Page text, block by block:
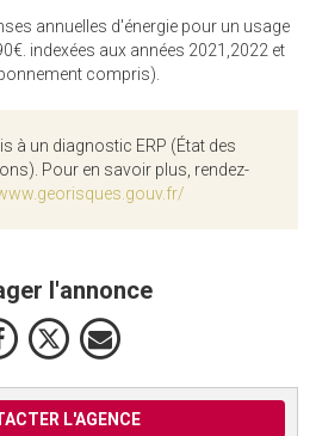
annuelles d'énergie pour un usage
indexées aux années 2021,2022 et
compris).
à un diagnostic ERP (État des
Pour en savoir plus, rendez-
l'annonce
L'AGENCE